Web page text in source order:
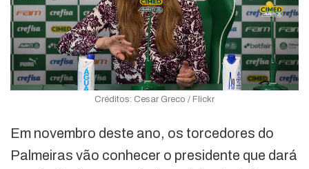
Créditos: Cesar Greco / Flickr
Em novembro deste ano, os torcedores do
Palmeiras vão conhecer o presidente que dará